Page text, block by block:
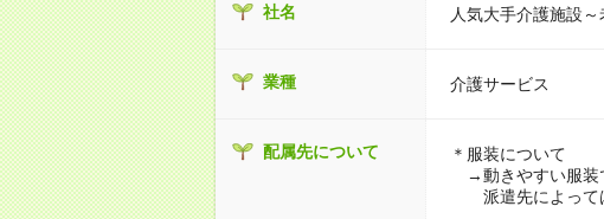
社名 人気大手介護施設
業種 介護サービス
配属先について
＊服装について
→動きやすい服装
派遣先によって